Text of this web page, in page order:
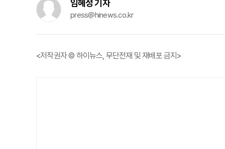
임혜정 기자
press@hinews.co.kr
<저작권자 © 하이뉴스, 무단전재 및 재배포 금지>